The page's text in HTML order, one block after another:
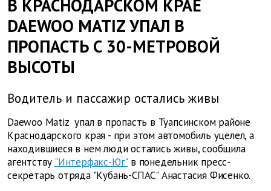
В КРАСНОДАРСКОМ КРАЕ
DAEWOO MATIZ УПАЛ В
ПРОПАСТЬ С 30-МЕТРОВОЙ
ВЫСОТЫ
Водитель и пассажир остались живы
Daewoo Matiz упал в пропасть в Туапсинском районе
Краснодарского края - при этом автомобиль уцелел, а
находившиеся в нем люди остались живы, сообщила
агентству "Интерфакс-Юг"в понедельник пресс-
секретарь отряда "Кубань-СПАС" Анастасия Фисенко.